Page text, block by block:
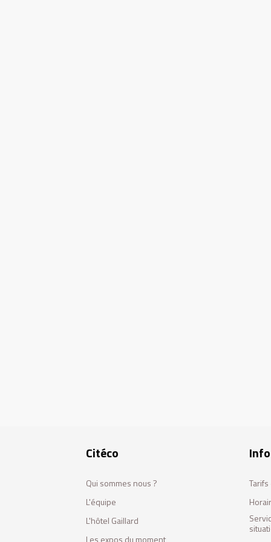
Citéco
Qui sommes nous ?
L'équipe
L'hôtel Gaillard
Les expos du moment